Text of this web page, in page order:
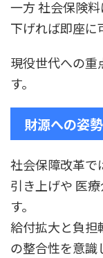
一方 社会保険
下げれば即座に
現役世代への重
す。
財源への姿勢
社会保障改革で
引き上げや 医
す。
給付拡大と負担
の整合性を意識